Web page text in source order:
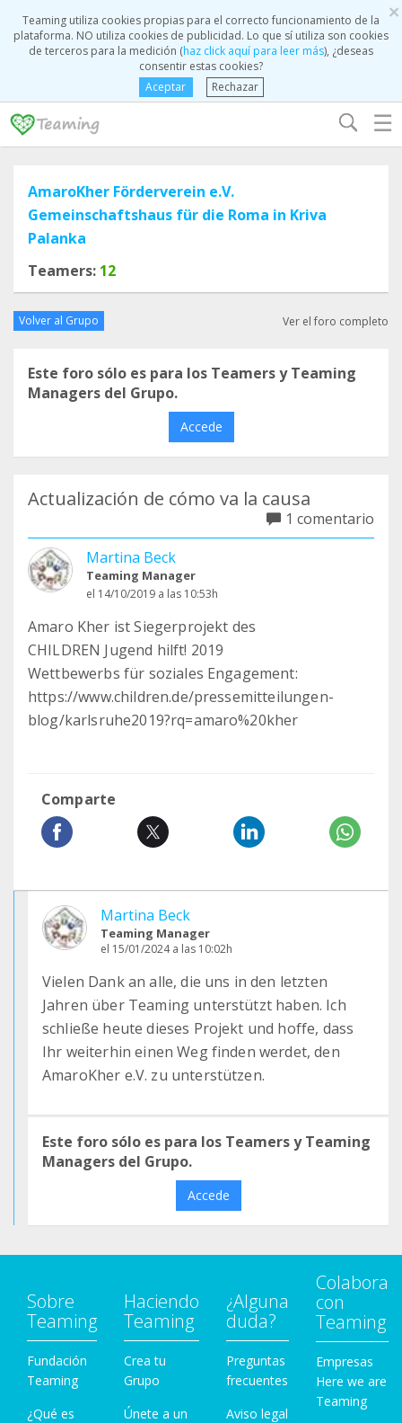
×
Teaming utiliza cookies propias para el correcto funcionamiento de la
plataforma. NO utiliza cookies de publicidad. Lo que sí utiliza son cookies
de terceros para la medición (haz click aquí para leer más), ¿deseas
consentir estas cookies?
Aceptar
Rechazar
☰
AmaroKher Förderverein e.V.
Gemeinschaftshaus für die Roma in Kriva
Palanka
Teamers: 12
Volver al Grupo Ver el foro completo
Este foro sólo es para los Teamers y Teaming
Managers del Grupo.
Accede
Actualización de cómo va la causa
1 comentario
Martina Beck
Teaming Manager
el 14/10/2019 a las 10:53h
Amaro Kher ist Siegerprojekt des
CHILDREN Jugend hilft! 2019
Wettbewerbs für soziales Engagement:
https://www.children.de/pressemitteilungen-
blog/karlsruhe2019?rq=amaro%20kher
Comparte
Martina Beck
Teaming Manager
el 15/01/2024 a las 10:02h
Vielen Dank an alle, die uns in den letzten
Jahren über Teaming unterstützt haben. Ich
schließe heute dieses Projekt und hoffe, dass
Ihr weiterhin einen Weg finden werdet, den
AmaroKher e.V. zu unterstützen.
Este foro sólo es para los Teamers y Teaming
Managers del Grupo.
Accede
Sobre
Teaming
Fundación
Teaming
¿Qué es
Haciendo
Teaming
Crea tu
Grupo
Únete a un
¿Alguna
duda?
Preguntas
frecuentes
Aviso legal
Colabora
con
Teaming
Empresas
Here we are
Teaming